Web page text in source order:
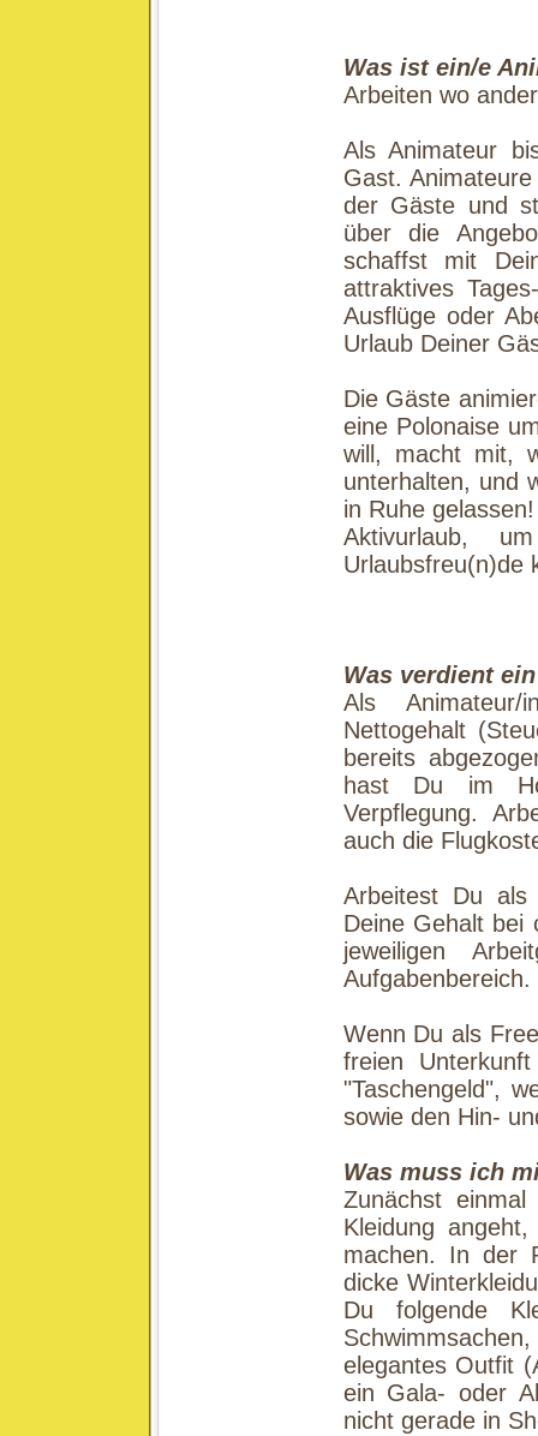
Was ist ein/e
Arbeiten wo
Als Animateur
Gast.
der Gäste und
über die
schaffst mit
attraktives
Ausflüge oder
Urlaub Deiner
Die Gäste
eine Polonaise
will, macht mit,
unterhalten, und
in Ruhe
Aktivurlaub,
Urlaubsfreu(n)de
Was verdient
Als
Nettogehalt
bereits
hast Du im
Verpflegung.
auch die
Arbeitest Du als
Deine Gehalt bei
jeweiligen
Aufgabenbereich.
Wenn Du als
freien
"Taschengeld",
sowie den Hin-
Was muss ich
Zunächst
Kleidung
machen. In der
dicke
Du folgende
elegantes Outfit
ein Gala- oder
nicht gerade in